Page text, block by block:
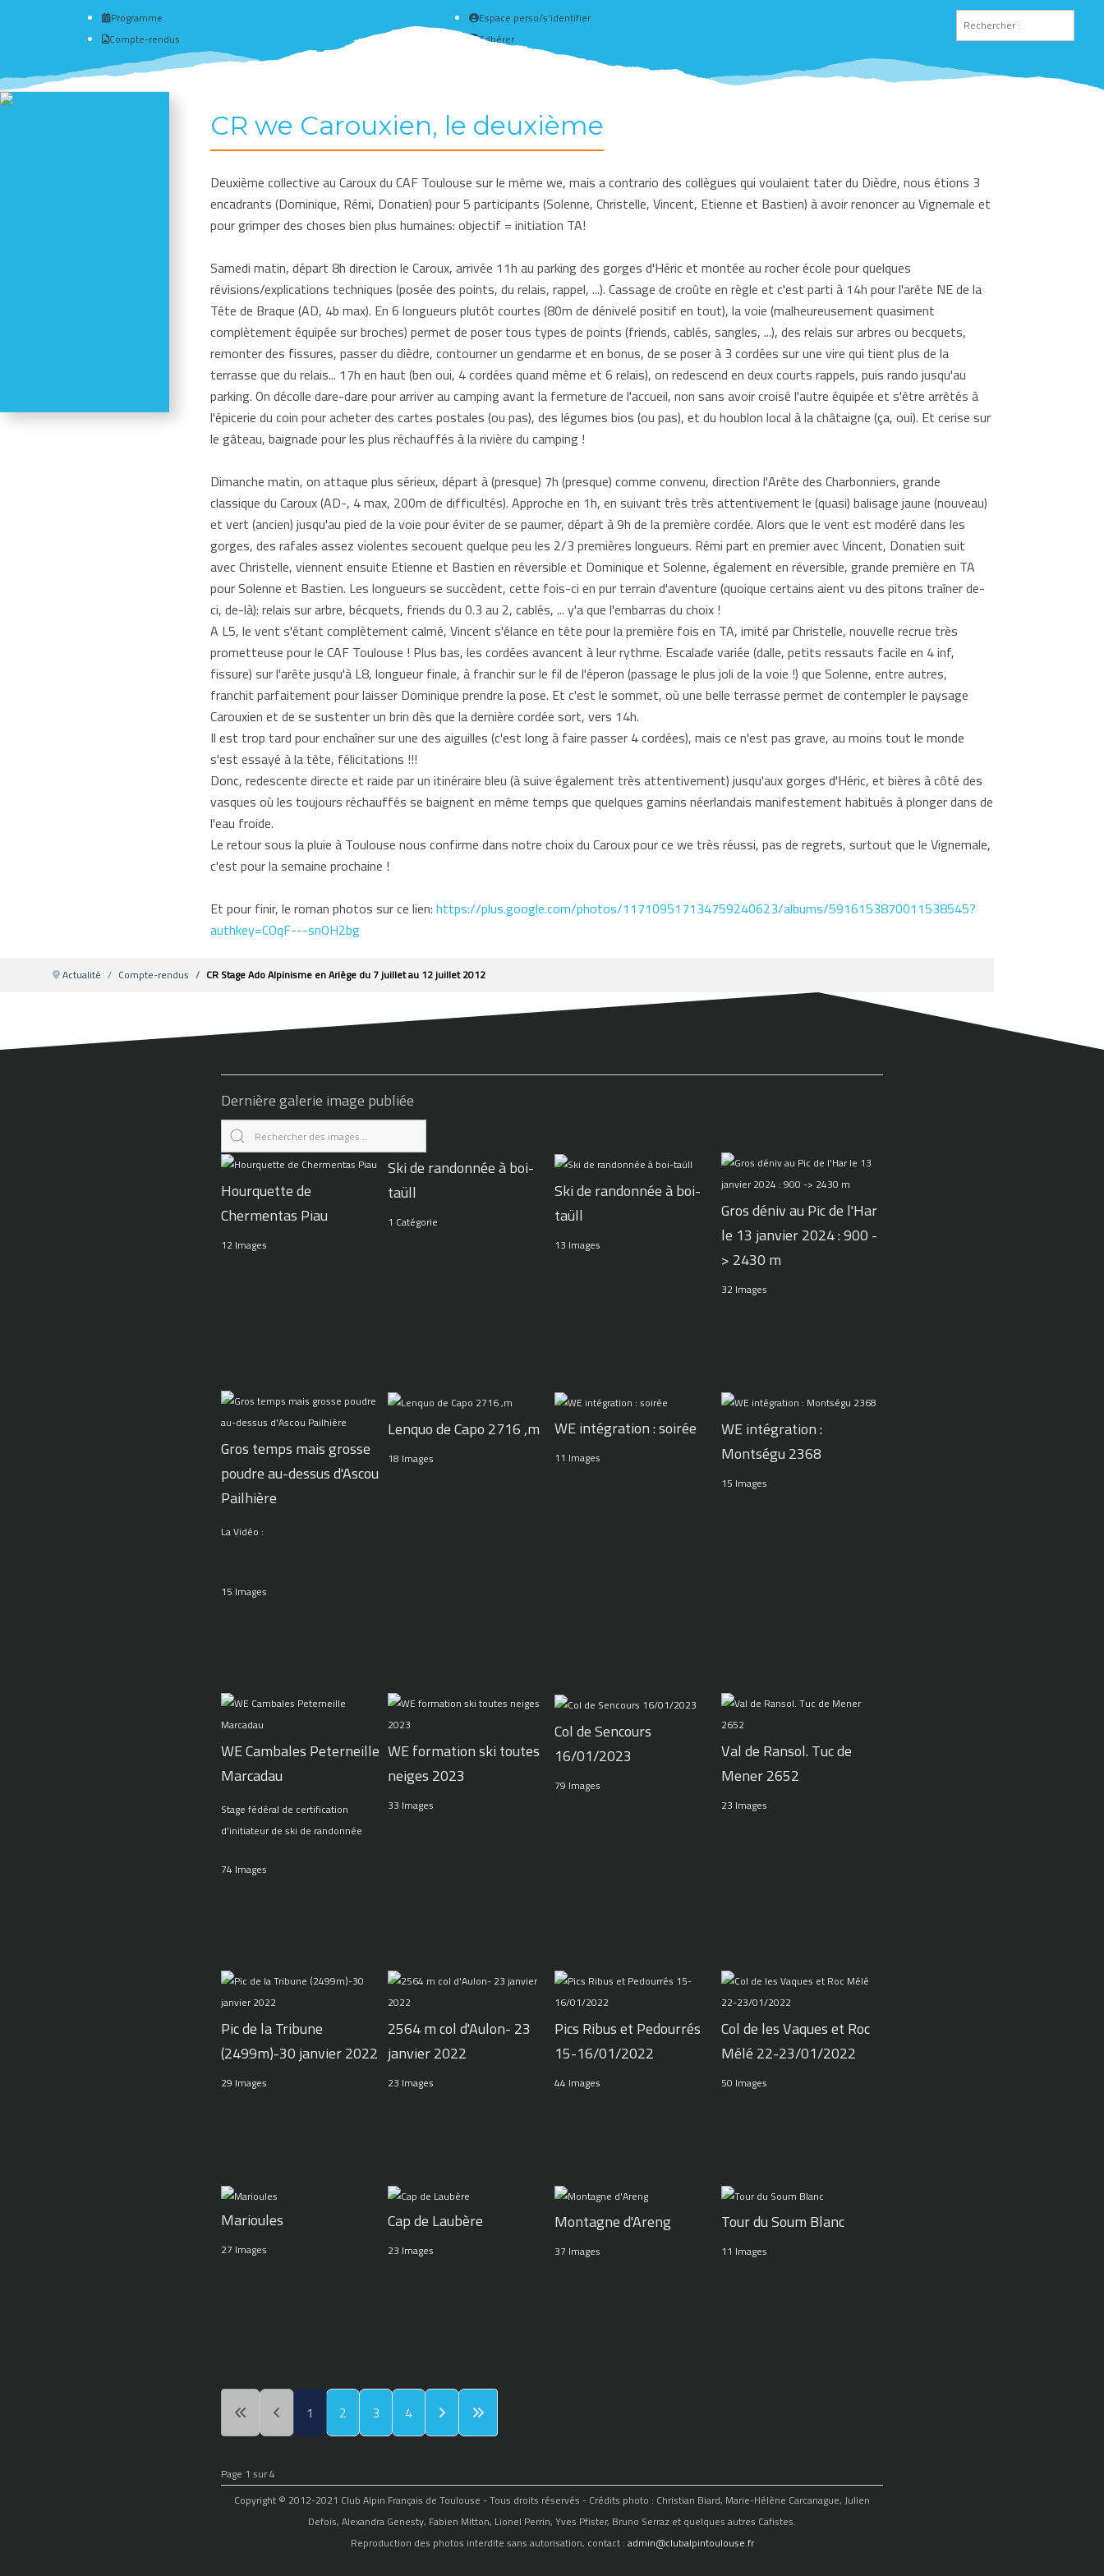
Programme
Compte-rendus
Espace perso/s'identifier
Adhérer
Créer un compte
CR we Carouxien, le deuxième
Deuxième collective au Caroux du CAF Toulouse sur le même we, mais a contrario des collègues qui voulaient tater du Dièdre, nous étions 3
encadrants (Dominique, Rémi, Donatien) pour 5 participants (Solenne, Christelle, Vincent, Etienne et Bastien) à avoir renoncer au Vignemale et
pour grimper des choses bien plus humaines: objectif = initiation TA!
Samedi matin, départ 8h direction le Caroux, arrivée 11h au parking des gorges d'Héric et montée au rocher école pour quelques
révisions/explications techniques (posée des points, du relais, rappel, ...). Cassage de croûte en règle et c'est parti à 14h pour l'arête NE de la
Tête de Braque (AD, 4b max). En 6 longueurs plutôt courtes (80m de dénivelé positif en tout), la voie (malheureusement quasiment
complètement équipée sur broches) permet de poser tous types de points (friends, cablés, sangles, ...), des relais sur arbres ou becquets,
remonter des fissures, passer du dièdre, contourner un gendarme et en bonus, de se poser à 3 cordées sur une vire qui tient plus de la
terrasse que du relais... 17h en haut (ben oui, 4 cordées quand même et 6 relais), on redescend en deux courts rappels, puis rando jusqu'au
parking. On décolle dare-dare pour arriver au camping avant la fermeture de l'accueil, non sans avoir croisé l'autre équipée et s'être arrêtés à
l'épicerie du coin pour acheter des cartes postales (ou pas), des légumes bios (ou pas), et du houblon local à la châtaigne (ça, oui). Et cerise sur
le gâteau, baignade pour les plus réchauffés à la rivière du camping !
Dimanche matin, on attaque plus sérieux, départ à (presque) 7h (presque) comme convenu, direction l'Arête des Charbonniers, grande
classique du Caroux (AD-, 4 max, 200m de difficultés). Approche en 1h, en suivant très très attentivement le (quasi) balisage jaune (nouveau)
et vert (ancien) jusqu'au pied de la voie pour éviter de se paumer, départ à 9h de la première cordée. Alors que le vent est modéré dans les
gorges, des rafales assez violentes secouent quelque peu les 2/3 premières longueurs. Rémi part en premier avec Vincent, Donatien suit
avec Christelle, viennent ensuite Etienne et Bastien en réversible et Dominique et Solenne, également en réversible, grande première en TA
pour Solenne et Bastien. Les longueurs se succèdent, cette fois-ci en pur terrain d'aventure (quoique certains aient vu des pitons traîner de-
ci, de-là): relais sur arbre, bécquets, friends du 0.3 au 2, cablés, ... y'a que l'embarras du choix !
A L5, le vent s'étant complètement calmé, Vincent s'élance en tête pour la première fois en TA, imité par Christelle, nouvelle recrue très
prometteuse pour le CAF Toulouse ! Plus bas, les cordées avancent à leur rythme. Escalade variée (dalle, petits ressauts facile en 4 inf,
fissure) sur l'arête jusqu'à L8, longueur finale, à franchir sur le fil de l'éperon (passage le plus joli de la voie !) que Solenne, entre autres,
franchit parfaitement pour laisser Dominique prendre la pose. Et c'est le sommet, où une belle terrasse permet de contempler le paysage
Carouxien et de se sustenter un brin dès que la dernière cordée sort, vers 14h.
Il est trop tard pour enchaîner sur une des aiguilles (c'est long à faire passer 4 cordées), mais ce n'est pas grave, au moins tout le monde
s'est essayé à la tête, félicitations !!!
Donc, redescente directe et raide par un itinéraire bleu (à suive également très attentivement) jusqu'aux gorges d'Héric, et bières à côté des
vasques où les toujours réchauffés se baignent en même temps que quelques gamins néerlandais manifestement habitués à plonger dans de
l'eau froide.
Le retour sous la pluie à Toulouse nous confirme dans notre choix du Caroux pour ce we très réussi, pas de regrets, surtout que le Vignemale,
c'est pour la semaine prochaine !
Et pour finir, le roman photos sur ce lien:https://plus.google.com/photos/117109517134759240623/albums/5916153870011538545?
authkey=COqF---snOH2bg
Actualité Compte-rendus CR Stage Ado Alpinisme en Ariège du 7 juillet au 12 juillet 2012
Dernière galerie image publiée
Hourquette de
Chermentas Piau
12 Images
Ski de randonnée à boi-
taüll
1 Catégorie
Ski de randonnée à boi-
taüll
13 Images
Gros déniv au Pic de l'Har
le 13 janvier 2024 : 900 -
> 2430 m
32 Images
Gros temps mais grosse
poudre au-dessus d'Ascou
Pailhière
La Vidéo :
15 Images
Lenquo de Capo 2716 ,m
18 Images
WE intégration : soirée
11 Images
WE intégration :
Montségu 2368
15 Images
WE Cambales Peterneille
Marcadau
Stage fédéral de certification
d'initiateur de ski de randonnée
74 Images
WE formation ski toutes
neiges 2023
33 Images
Col de Sencours
16/01/2023
79 Images
Val de Ransol. Tuc de
Mener 2652
23 Images
Pic de la Tribune
(2499m)-30 janvier 2022
29 Images
2564 m col d'Aulon- 23
janvier 2022
23 Images
Pics Ribus et Pedourrés
15-16/01/2022
44 Images
Col de les Vaques et Roc
Mélé 22-23/01/2022
50 Images
Marioules
27 Images
Cap de Laubère
23 Images
Montagne d'Areng
37 Images
Tour du Soum Blanc
11 Images
1 2 3 4
Page 1 sur 4
Copyright © 2012-2021 Club Alpin Français de Toulouse - Tous droits réservés - Crédits photo : Christian Biard, Marie-Hélène Carcanague, Julien
Defois, Alexandra Genesty, Fabien Mitton, Lionel Perrin, Yves Pfister, Bruno Serraz et quelques autres Cafistes.
Reproduction des photos interdite sans autorisation, contact :admin@clubalpintoulouse.fr